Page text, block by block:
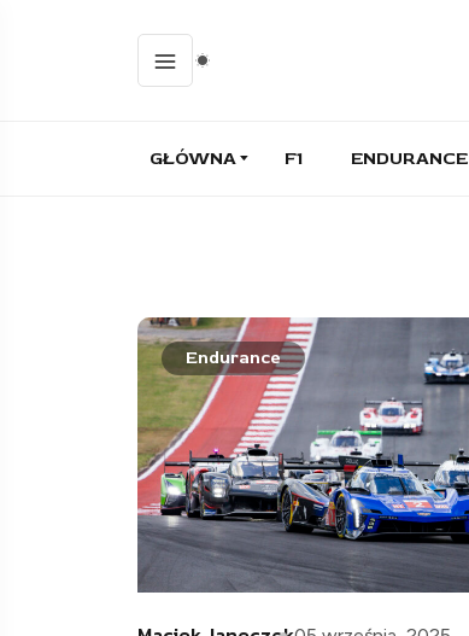
GŁÓWNA F1 ENDURANCE
Endurance